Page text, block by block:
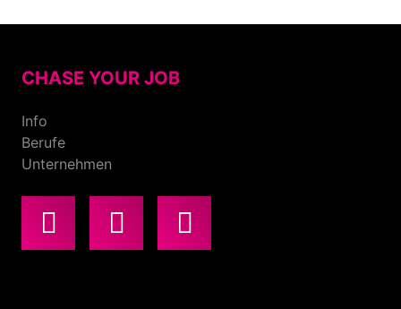
CHASE YOUR JOB
Info
Berufe
Unternehmen